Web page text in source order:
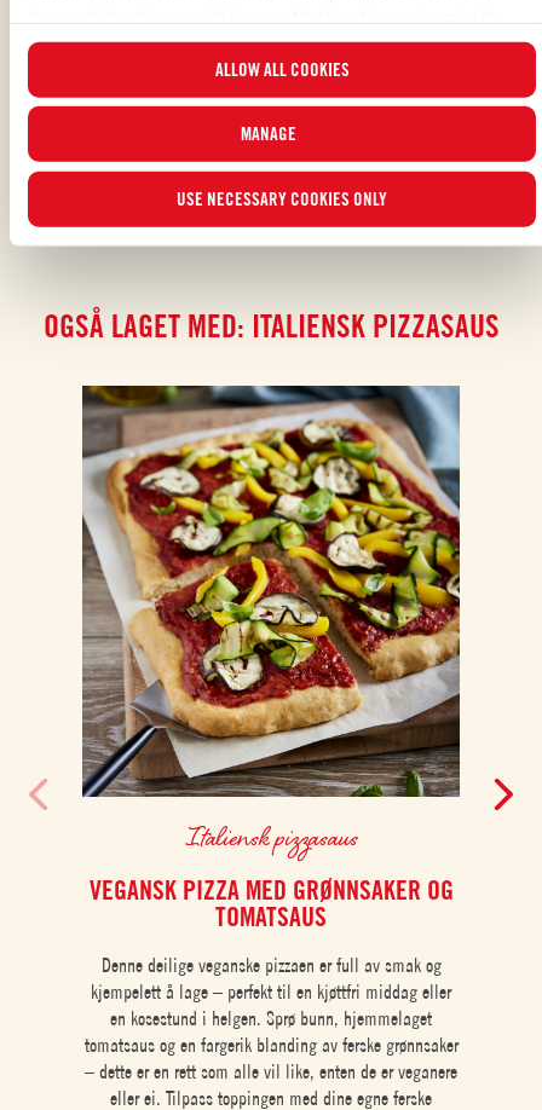
updated list of cookies by clicking on “MANAGE”. For more information, please
ALLOW ALL COOKIES
MANAGE
USE NECESSARY COOKIES ONLY
Likte du oppskriften?
VURDER OG DEL MED VENNENE DINE
OGSÅ LAGET MED: ITALIENSK PIZZASAUS
Italiensk pizzasaus
VEGANSK PIZZA MED GRØNNSAKER OG
TOMATSAUS
Denne deilige veganske pizzaen er full av smak og
kjempelett å lage – perfekt til en kjøttfri middag eller
en kosestund i helgen. Sprø bunn, hjemmelaget
tomatsaus og en fargerik blanding av ferske grønnsaker
– dette er en rett som alle vil like, enten de er veganere
eller ei. Tilpass toppingen med dine egne ferske